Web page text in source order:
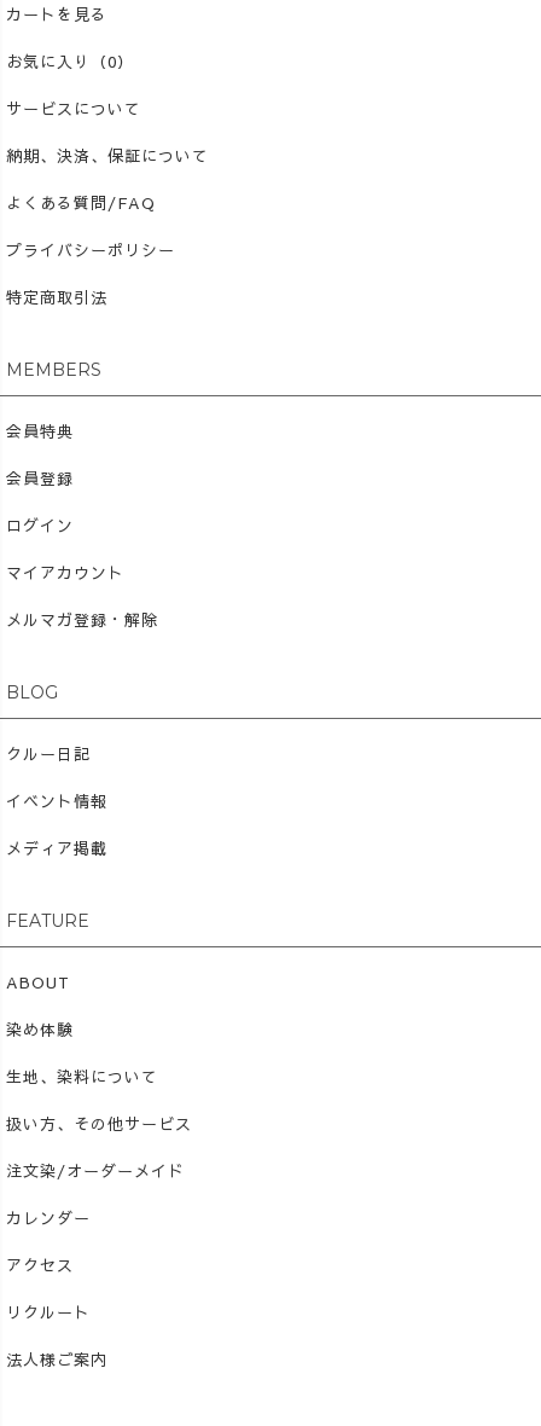
カートを見る
お気に入り（0）
サービスについて
納期、決済、保証について
よくある質問/FAQ
プライバシーポリシー
特定商取引法
MEMBERS
会員特典
会員登録
ログイン
マイアカウント
メルマガ登録・解除
BLOG
クルー日記
イベント情報
メディア掲載
FEATURE
ABOUT
染め体験
生地、染料について
扱い方、その他サービス
注文染/オーダーメイド
カレンダー
アクセス
リクルート
法人様ご案内